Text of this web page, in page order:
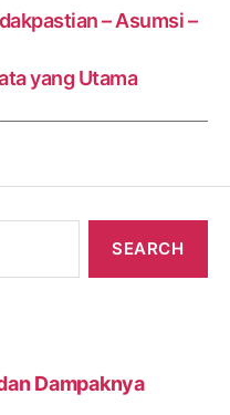
– Asumsi –
yang Utama
Dampaknya